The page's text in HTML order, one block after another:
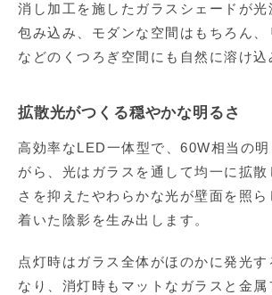
消し加工を施したガラスシェードが光
包み込み、モダンな空間はもちろん、
などのくつろぎ空間にも自然に溶け込
拡散光がつくる穏やかな明るさ
高効率なLED一体型で、60W相当の
がら、光はガラスを通して均一に拡散
さを抑えたやわらかな光が壁面を照ら
着いた陰影を生み出します。
点灯時はガラス全体がほのかに発光す
なり、消灯時もマットなガラスと金属